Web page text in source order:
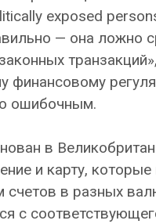
exposed
— она ложно
финансовому
ошибочным.
в
и карту,
счетов в разных
с